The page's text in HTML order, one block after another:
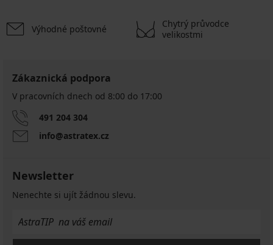
Výhodné poštovné
Chytrý průvodce
velikostmi
Zákaznická podpora
V pracovních dnech od 8:00 do 17:00
491 204 304
info@astratex.cz
Newsletter
Nenechte si ujít žádnou slevu.